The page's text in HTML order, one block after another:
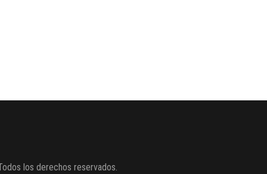
los derechos reservados.